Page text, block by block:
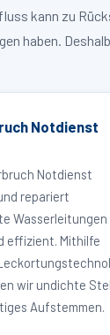
kann zu
haben.
Notdienst
Notdienst
repariert
Wasserleitungen
effizient. Mithilfe
wir undichte
Aufstemmen.